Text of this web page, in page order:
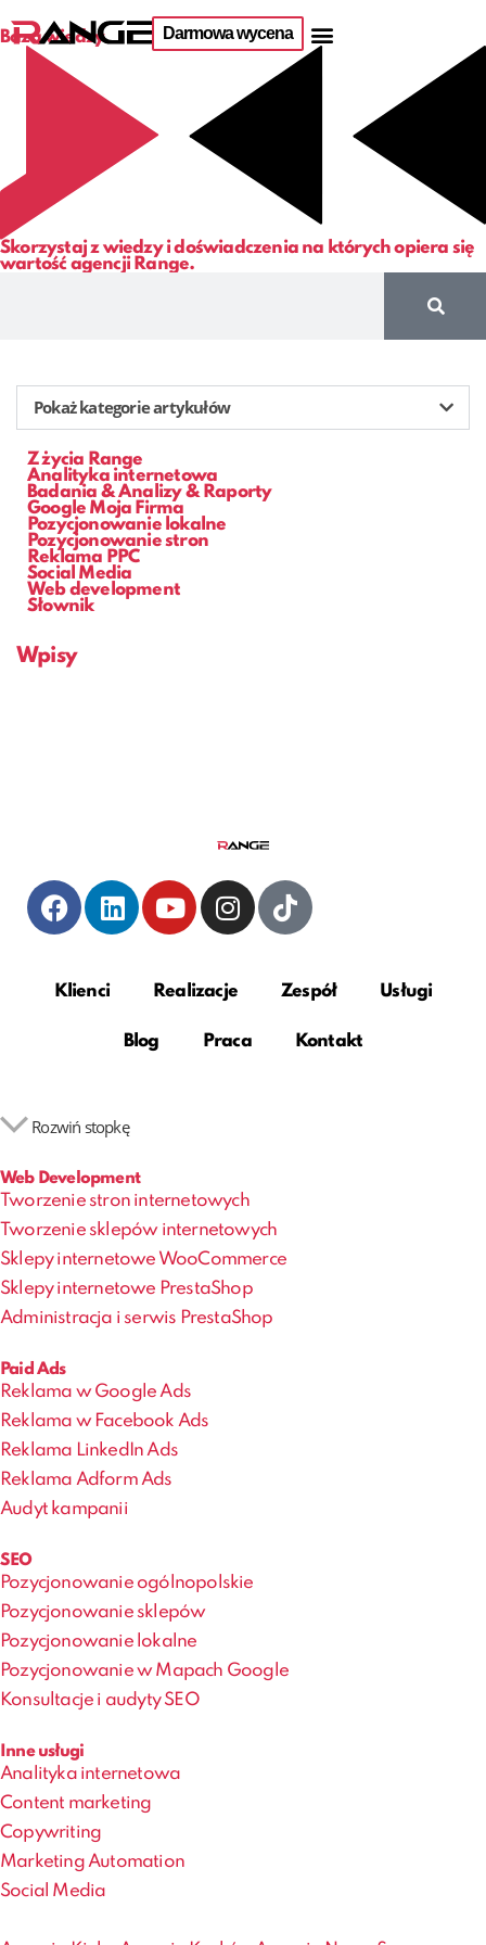
Darmowa wycena
Baza wiedzy
Skorzystaj z wiedzy i doświadczenia na których opiera się
wartość agencji Range.
Pokaż kategorie artykułów
Z życia Range
Analityka internetowa
Badania & Analizy & Raporty
Google Moja Firma
Pozycjonowanie lokalne
Pozycjonowanie stron
Reklama PPC
Social Media
Web development
Słownik
Wpisy
Klienci Realizacje Zespół Usługi
Blog Praca Kontakt
Rozwiń stopkę
Web Development
Tworzenie stron internetowych
Tworzenie sklepów internetowych
Sklepy internetowe WooCommerce
Sklepy internetowe PrestaShop
Administracja i serwis PrestaShop
Paid Ads
Reklama w Google Ads
Reklama w Facebook Ads
Reklama LinkedIn Ads
Reklama Adform Ads
Audyt kampanii
SEO
Pozycjonowanie ogólnopolskie
Pozycjonowanie sklepów
Pozycjonowanie lokalne
Pozycjonowanie w Mapach Google
Konsultacje i audyty SEO
Inne usługi
Analityka internetowa
Content marketing
Copywriting
Marketing Automation
Social Media